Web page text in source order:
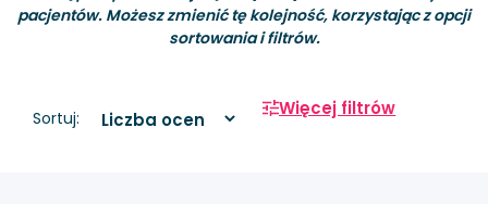
pacjentów. Możesz zmienić tę kolejność, korzystając z opcji
sortowania i filtrów.
Sortuj: Więcej filtrów